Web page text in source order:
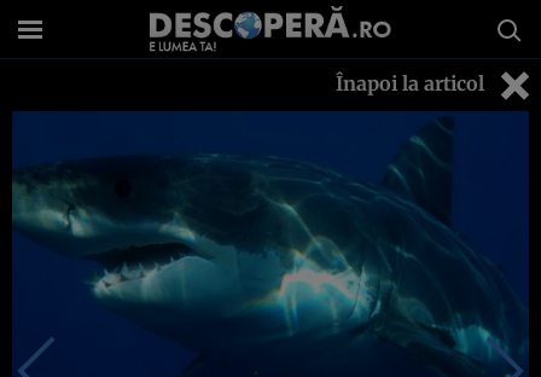
Înapoi la articol